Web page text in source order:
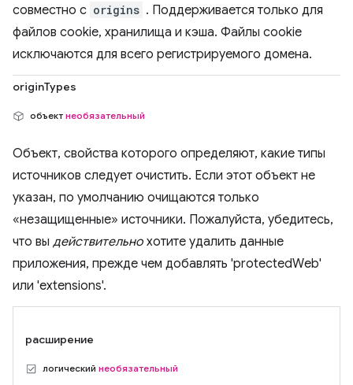
совместно с origins . Поддерживается только для
файлов cookie, хранилища и кэша. Файлы cookie
исключаются для всего регистрируемого домена.
originTypes
объект необязательный
Объект, свойства которого определяют, какие типы
источников следует очистить. Если этот объект не
указан, по умолчанию очищаются только
«незащищенные» источники. Пожалуйста, убедитесь,
что вы действительно хотите удалить данные
приложения, прежде чем добавлять 'protectedWeb'
или 'extensions'.
расширение
логический необязательный